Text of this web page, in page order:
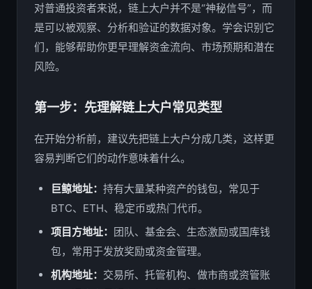
对普通投资者来说，链上大户并不是“神秘信号”，而
是可以被观察、分析和验证的数据对象。学会识别它
们，能够帮助你更早理解资金流向、市场预期和潜在
风险。
第一步：先理解链上大户常见类型
在开始分析前，建议先把链上大户分成几类，这样更
容易判断它们的动作意味着什么。
巨鲸地址： 持有大量某种资产的钱包，常见于
BTC、ETH、稳定币或热门代币。
项目方地址： 团队、基金会、生态激励或国库钱
包，常用于发放奖励或资金管理。
机构地址： 交易所、托管机构、做市商或资管账